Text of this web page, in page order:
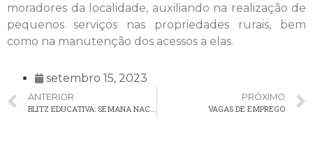
moradores da localidade, auxiliando na realização de
pequenos serviços nas propriedades rurais, bem
como na manutenção dos acessos a elas.
setembro 15, 2023
ANTERIOR
PRÓXIMO
VAGAS DE EMPREGO